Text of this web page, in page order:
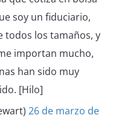
soy un fiduciario,
todos los tamaños, y
importan mucho,
han sido muy
[Hilo]
26 de marzo de